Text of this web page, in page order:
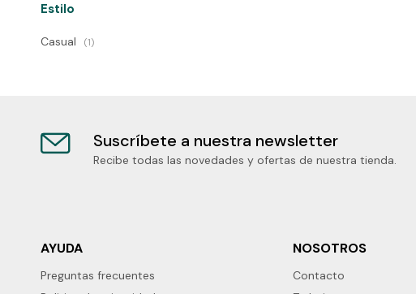
Estilo
Casual (1)
Suscríbete a nuestra newsletter
Recibe todas las novedades y ofertas de nuestra tienda.
AYUDA
Preguntas frecuentes
NOSOTROS
Contacto